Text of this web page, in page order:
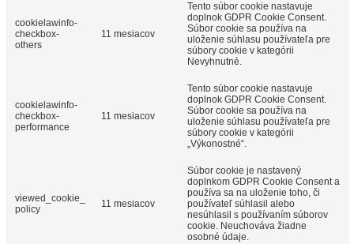
cookielawinfo-
checkbox-
others
11 mesiacov
Tento súbor cookie nastavuje
doplnok GDPR Cookie Consent.
Súbor cookie sa používa na
uloženie súhlasu používateľa pre
súbory cookie v kategórii
Nevyhnutné.
cookielawinfo-
checkbox-
performance
11 mesiacov
Tento súbor cookie nastavuje
doplnok GDPR Cookie Consent.
Súbor cookie sa používa na
uloženie súhlasu používateľa pre
súbory cookie v kategórii
„Výkonostné“.
viewed_cookie_
policy
11 mesiacov
Súbor cookie je nastavený
doplnkom GDPR Cookie Consent a
používa sa na uloženie toho, či
používateľ súhlasil alebo
nesúhlasil s používaním súborov
cookie. Neuchováva žiadne
osobné údaje.